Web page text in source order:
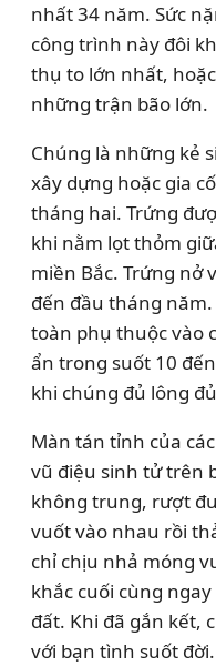
nhất 34 năm. Sức
công trình này đôi
thụ to lớn nhất,
những trận bão lớn.
Chúng là những kẻ
xây dựng hoặc gia
tháng hai. Trứng
khi nằm lọt thỏm
miền Bắc. Trứng nở
đến đầu tháng
toàn phụ thuộc vào
ẩn trong suốt 10
khi chúng đủ lông
Màn tán tỉnh của
vũ điệu sinh tử trên
không trung, rượt
vuốt vào nhau rồi
chỉ chịu nhả móng
khắc cuối cùng
đất. Khi đã gắn kết,
với bạn tình suốt